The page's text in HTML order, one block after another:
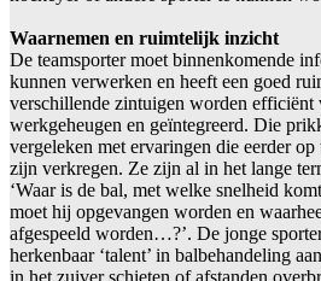
Waarnemen en ruimtelijk inzicht
De teamsporter moet binnenkomende
kunnen verwerken en heeft een goed
verschillende zintuigen worden efficiënt
werkgeheugen en geïntegreerd. Die
vergeleken met ervaringen die eerder
zijn verkregen. Ze zijn al in het lange
‘Waar is de bal, met welke snelheid
moet hij opgevangen worden en
afgespeeld worden…?’. De jonge
herkenbaar ‘talent’ in balbehandeling